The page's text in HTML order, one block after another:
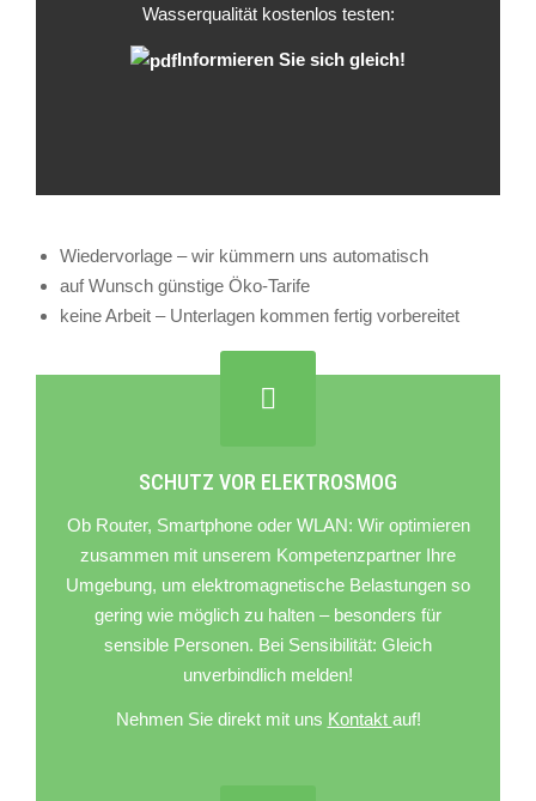
Wasserqualität kostenlos testen:
Informieren Sie sich gleich!
Wiedervorlage – wir kümmern uns automatisch
auf Wunsch günstige Öko-Tarife
keine Arbeit – Unterlagen kommen fertig vorbereitet
SCHUTZ VOR ELEKTROSMOG
Ob Router, Smartphone oder WLAN: Wir optimieren
zusammen mit unserem Kompetenzpartner Ihre
Umgebung, um elektromagnetische Belastungen so
gering wie möglich zu halten – besonders für
sensible Personen. Bei Sensibilität: Gleich
unverbindlich melden!
Nehmen Sie direkt mit uns Kontakt auf!